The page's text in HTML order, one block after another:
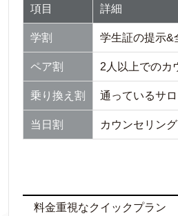
項目 詳細
学割 学生証の提示&
ペア割 2人以上でのカ
乗り換え割 通っているサ
当日割 カウンセリン
料金重視なクイックプラン